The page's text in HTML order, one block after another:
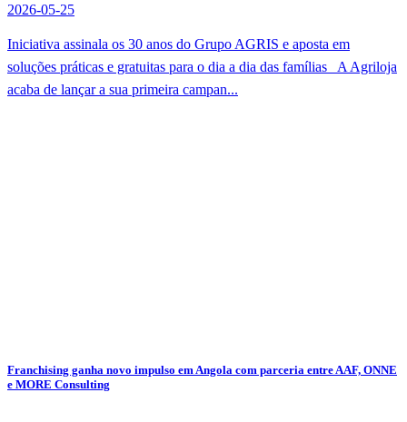
2026-05-25
Iniciativa assinala os 30 anos do Grupo AGRIS e aposta em
soluções práticas e gratuitas para o dia a dia das famílias A Agriloja
acaba de lançar a sua primeira campan...
Franchising ganha novo impulso em Angola com parceria entre AAF, ONNE
e MORE Consulting